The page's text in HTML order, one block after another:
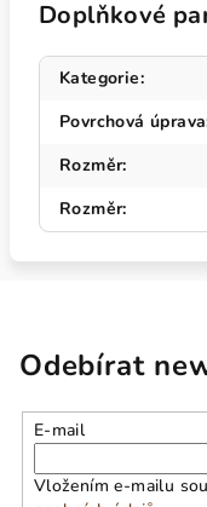
Doplňkové
Kategorie:
Povrchová úprava
Rozměr:
Rozměr:
Odebírat
E-mail
Vložením e-mailu